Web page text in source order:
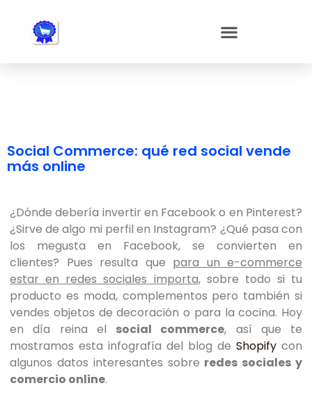
accesibilidad.
Social Commerce: qué red social vende
más online
¿Dónde debería invertir en Facebook o en Pinterest?
¿Sirve de algo mi perfil en Instagram? ¿Qué pasa con
los megusta en Facebook, se convierten en
clientes? Pues resulta que para un e-commerce
estar en redes sociales importa, sobre todo si tu
producto es moda, complementos pero también si
vendes objetos de decoración o para la cocina. Hoy
en día reina el social commerce, así que te
mostramos esta infografía del blog de Shopify con
algunos datos interesantes sobre redes sociales y
comercio online.